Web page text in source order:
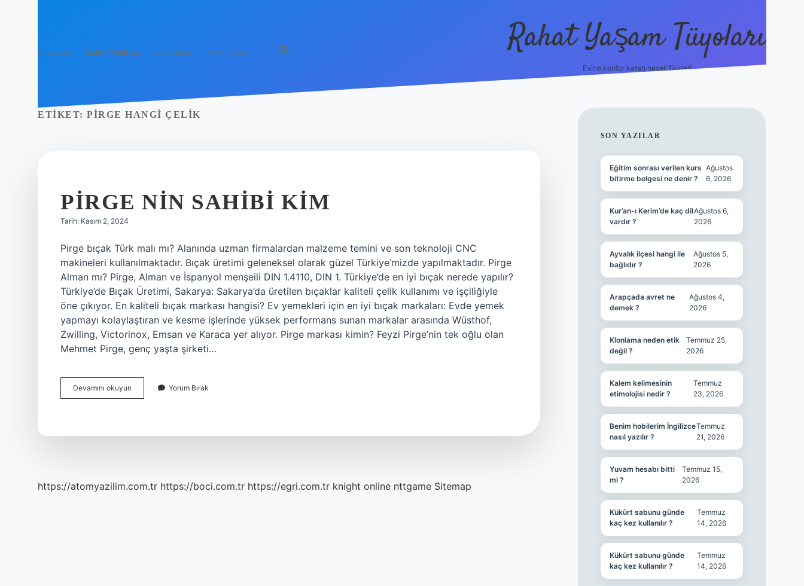
Anasayfa Gizlilik Politikası Yasal Uyarı Hakkımızda Rahat Yaşam Tüyoları
Evine konfor katan neşeli fikirler!
ETIKET: PIRGE HANGI ÇELIK
PIRGE NIN SAHIBI KIM
Tarih: Kasım 2, 2024
Pirge bıçak Türk malı mı? Alanında uzman firmalardan malzeme temini ve son teknoloji CNC
makineleri kullanılmaktadır. Bıçak üretimi geleneksel olarak güzel Türkiye’mizde yapılmaktadır. Pirge
Alman mı? Pirge, Alman ve İspanyol menşeili DIN 1.4110, DIN 1. Türkiye’de en iyi bıçak nerede yapılır?
Türkiye’de Bıçak Üretimi, Sakarya: Sakarya’da üretilen bıçaklar kaliteli çelik kullanımı ve işçiliğiyle
öne çıkıyor. En kaliteli bıçak markası hangisi? Ev yemekleri için en iyi bıçak markaları: Evde yemek
yapmayı kolaylaştıran ve kesme işlerinde yüksek performans sunan markalar arasında Wüsthof,
Zwilling, Victorinox, Emsan ve Karaca yer alıyor. Pirge markası kimin? Feyzi Pirge’nin tek oğlu olan
Mehmet Pirge, genç yaşta şirketi…
Devamını okuyun
Nin
Yorum Bırak
https://atomyazilim.com.tr https://boci.com.tr https://egri.com.tr knight online nttgame Sitemap
SIDEBAR
SON YAZILAR
Eğitim sonrası verilen kurs
bitirme belgesi ne denir ?
Ağustos
6, 2026
Kur’an-ı Kerim’de kaç dil
vardır ?
Ağustos 6,
2026
Ayvalık ilçesi hangi ile
bağlıdır ?
Ağustos 5,
2026
Arapçada avret ne
demek ?
Ağustos 4,
2026
Klonlama neden etik
değil ?
Temmuz 25,
2026
Kalem kelimesinin
etimolojisi nedir ?
Temmuz
23, 2026
Benim hobilerim İngilizce
nasıl yazılır ?
Temmuz
21, 2026
Yuvam hesabı bitti
mi ?
Temmuz 15,
2026
Kükürt sabunu günde
kaç kez kullanılır ?
Temmuz
14, 2026
Kükürt sabunu günde
kaç kez kullanılır ?
Temmuz
14, 2026
ilbet canlı